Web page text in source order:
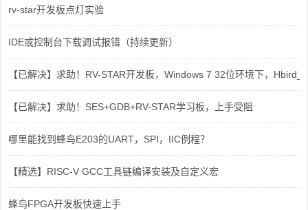
rv-star开发板点灯实验
IDE或控制台下载调试报错（持续更新）
【已解决】求助！RV-STAR开发板，Windows 7 32位环境下，
【已解决】求助！SES+GDB+RV-STAR学习板，上手受阻
哪里能找到蜂鸟E203的UART，SPI，IIC例程？
【精选】RISC-V GCC工具链编译安装及自定义宏
蜂鸟FPGA开发板快速上手